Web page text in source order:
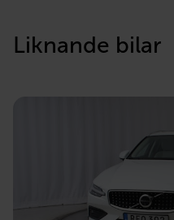
Liknande bilar